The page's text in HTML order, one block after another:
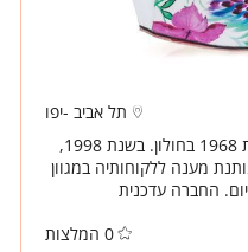
תל אביב -יפו
חברת DISCO ROSSO הוקמה בשנת 1968 בחולון. בשנת 1998,
מענה ללקוחותיה במגוון
החברה עדכנית
0 המלצות